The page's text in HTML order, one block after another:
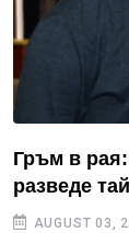
Гръм в рая:
разведе
AUGUST 03,